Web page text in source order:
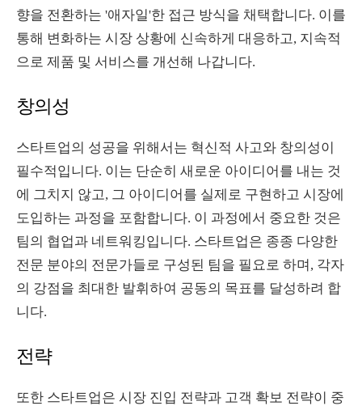
향을 전환하는 '애자일'한 접근 방식을 채택합니다. 이를
통해 변화하는 시장 상황에 신속하게 대응하고, 지속적
으로 제품 및 서비스를 개선해 나갑니다.
창의성
스타트업의 성공을 위해서는 혁신적 사고와 창의성이
필수적입니다. 이는 단순히 새로운 아이디어를 내는 것
에 그치지 않고, 그 아이디어를 실제로 구현하고 시장에
도입하는 과정을 포함합니다. 이 과정에서 중요한 것은
팀의 협업과 네트워킹입니다. 스타트업은 종종 다양한
전문 분야의 전문가들로 구성된 팀을 필요로 하며, 각자
의 강점을 최대한 발휘하여 공동의 목표를 달성하려 합
니다.
전략
또한 스타트업은 시장 진입 전략과 고객 확보 전략이 중